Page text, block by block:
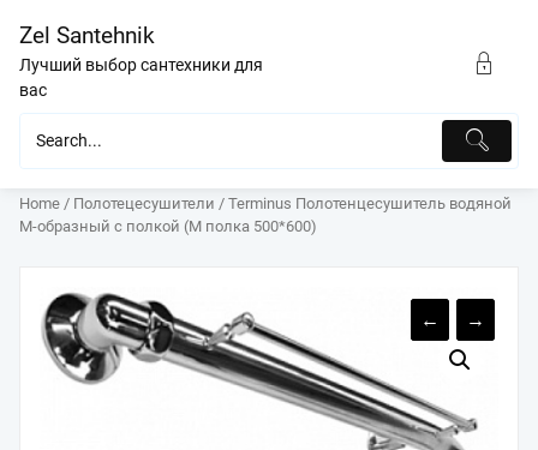
содержимому
Zel Santehnik
Лучший выбор сантехники для
вас
Home / Полотецесушители / Terminus Полотенцесушитель водяной
М-образный с полкой (М полка 500*600)
← →